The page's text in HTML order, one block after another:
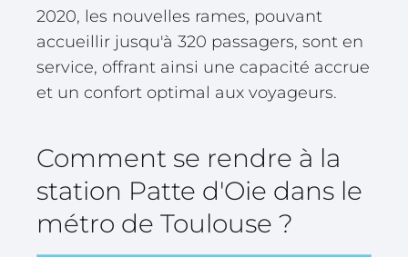
2020, les nouvelles rames, pouvant
accueillir jusqu'à 320 passagers, sont en
service, offrant ainsi une capacité accrue
et un confort optimal aux voyageurs.
Comment se rendre à la
station Patte d'Oie dans le
métro de Toulouse ?